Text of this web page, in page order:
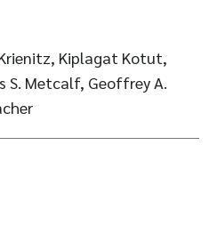
Kiplagat Kotut,
S. Metcalf, Geoffrey A.